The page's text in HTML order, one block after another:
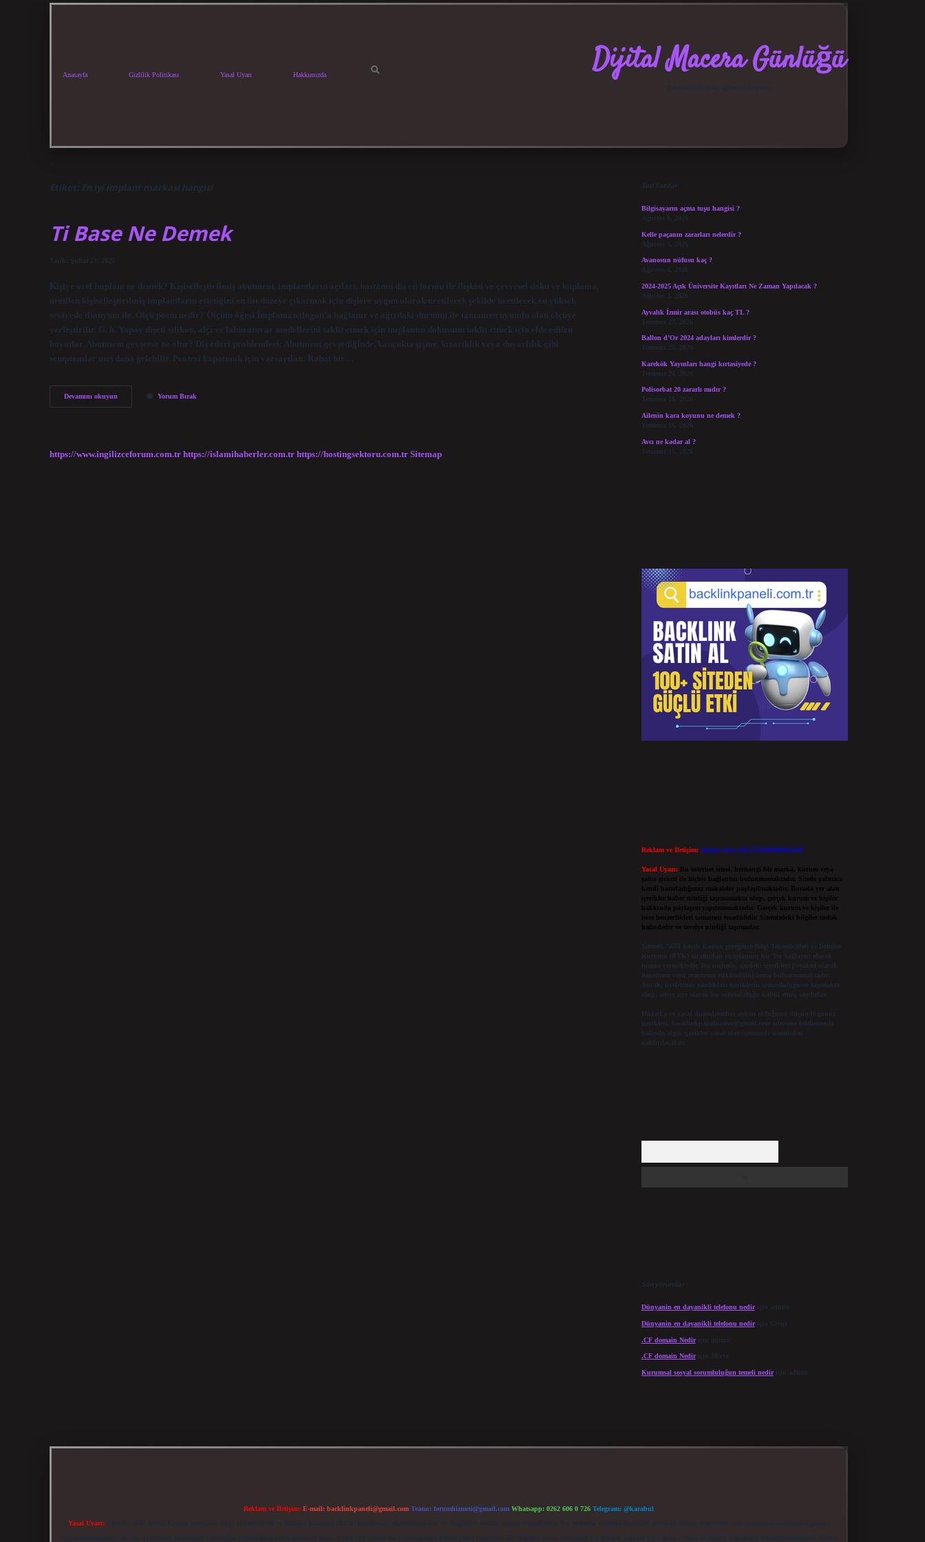
Anasayfa Gizlilik Politikası Yasal Uyarı Hakkımızda Dijital Macera Günlüğü
Etiket: En iyi implant markası hangisi
Ti Base Ne Demek
Tarih: Şubat 21, 2025
Kişiye özel implant ne demek? Kişiselleştirilmiş abutment, implantların açıları, hastanın diş eti formu ile ilişkisi ve çevresel doku ve kaplama,
üretilen kişiselleştirilmiş implantların estetiğini en üst düzeye çıkarmak için dişlere uygun olarak üretilecek şekilde üretilecek en yüksek
seviyede titanyum ile. Ölçü postu nedir? Ölçüm öğesi İmplantanalogon’a bağlanır ve ağızdaki durumu ile tamamen uyumlu olan ölçüye
yerleştirilir. G, h. Yapay dişeti silikon, alçı ve laboratuvar modellerini taklit etmek için implantın dokusunu taklit etmek için elde edilen
boyutlar. Abutment gevşerse ne olur? Diş etleri problemleri: Abutment gevşediğinde, kauçukta şişme, kızarıklık veya duyarlılık gibi
semptomlar meydana gelebilir. Protezi kapatmak için varsayılan: Rahat bir…
Devamını okuyun
Base
Yorum Bırak
https://www.ingilizceforum.com.tr https://islamihaberler.com.tr https://hostingsektoru.com.tr Sitemap
Son Yazılar
Bilgisayarın açma tuşu hangisi ?
Ağustos 6, 2026
Kelle paçanın zararları nelerdir ?
Ağustos 5, 2026
Avanosun nüfusu kaç ?
Ağustos 4, 2026
2024-2025 Açık Üniversite Kayıtları Ne Zaman Yapılacak ?
Ağustos 3, 2026
Ayvalık İzmir arası otobüs kaç TL ?
Temmuz 27, 2026
Ballon d’Or 2024 adayları kimlerdir ?
Temmuz 25, 2026
Karekök Yayınları hangi kırtasiyede ?
Temmuz 24, 2026
Polisorbat 20 zararlı mıdır ?
Temmuz 18, 2026
Ailenin kara koyunu ne demek ?
Temmuz 16, 2026
Avcı ne kadar al ?
Temmuz 15, 2026
Reklam ve İletişim: Skype: live:.cid.575569c608265c69
Yasal Uyarı:
Bu internet sitesi, herhangi bir marka, kurum veya
şahıs şirketi ile hiçbir bağlantısı bulunmamaktadır. Sitede yalnızca
kendi hazırladığımız makaleler paylaşılmaktadır. Burada yer alan
içerikler haber niteliği taşımamakta olup, gerçek kurum ve kişiler
hakkında paylaşım yapılmamaktadır. Gerçek kurum ve kişiler ile
isim benzerlikleri tamamen tesadüfidir. Sitemizdeki bilgiler taslak
halindedir ve tavsiye niteliği taşımazlar.
Sitemiz, 5651 Sayılı Kanun gereğince Bilgi Teknolojileri ve İletişim
Kurumu (BTK) tarafından onaylanmış bir Yer Sağlayıcı olarak
hizmet vermektedir. Bu nedenle, sitedeki içerikleri proaktif olarak
denetleme veya araştırma yükümlülüğümüz bulunmamaktadır.
Ancak, üyelerimiz yazdıkları içeriklerin sorumluluğunu taşımakta
olup, siteye üye olarak bu sorumluluğu kabul etmiş sayılırlar.
Hukuka ve yasal düzenlemelere aykırı olduğunu düşündüğünüz
içerikleri,
backlinkpanelicomtr@gmail.comadresine bildirmeniz
halinde, ilgili içerikler yasal süre içerisinde sitemizden
kaldırılacaktır.
Son yorumlar
Dünyanin en dayanikli telefonu nediriçin admin
Dünyanin en dayanikli telefonu nediriçin Cesur
.CF domain Nediriçin admin
.CF domain Nediriçin Merve
Kurumsal sosyal sorumluluğun temeli nediriçin admin
Reklam ve İletişim: E-mail: backlinkpaneli@gmail.com Teams: forumhizmeti@gmail.com Whatsapp: 0262 606 0 726 Telegram: @karabul
Yasal Uyarı: